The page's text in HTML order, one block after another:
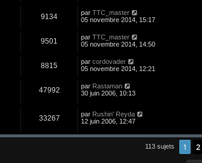
9134 par TTC_master
05 novembre 2014, 15:17
9501 par TTC_master
05 novembre 2014, 14:50
8815 par cordovader
05 novembre 2014, 12:21
47992 par Rastaman
30 juin 2006, 10:13
33267 par Rushin' Reyda
12 juin 2006, 12:47
113 sujets 1 2